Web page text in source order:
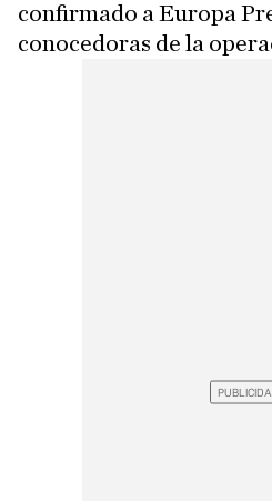
confirmado a Europa
conocedoras de la